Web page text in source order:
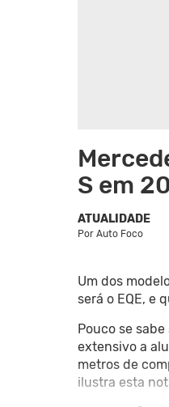
S em
ATUALIDADE
Por Auto Foco
Um dos
será o EQE, e
Pouco se
extensivo a
metros de
ilustra esta